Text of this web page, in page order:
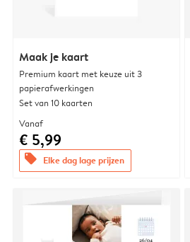
Maak je kaart
Premium kaart met keuze uit 3
papierafwerkingen
Set van 10 kaarten
Vanaf
€ 5,99
offers Elke dag lage prijzen